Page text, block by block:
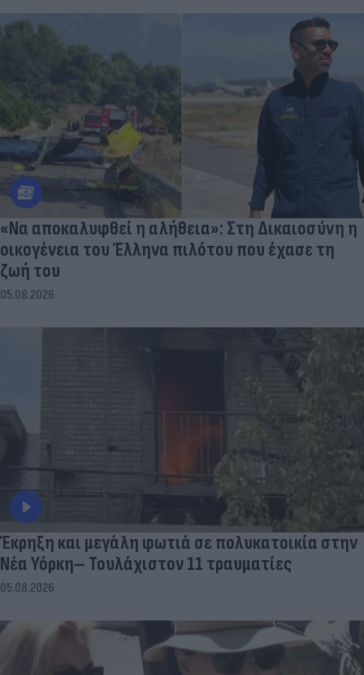
«Να αποκαλυφθεί η αλήθεια»: Στη Δικαιοσύνη η
οικογένεια του Έλληνα πιλότου που έχασε τη
ζωή του
05.08.2026
Έκρηξη και μεγάλη φωτιά σε πολυκατοικία στην
Νέα Υόρκη– Τουλάχιστον 11 τραυματίες
05.08.2026